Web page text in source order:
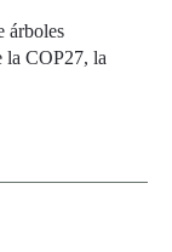
árboles
la COP27, la